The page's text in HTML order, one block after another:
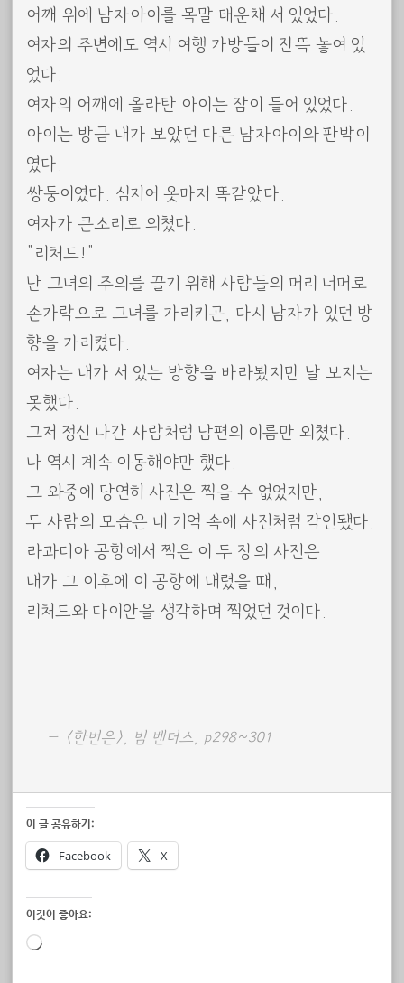
어깨 위에 남자아이를 목말 태운채 서 있었다.
여자의 주변에도 역시 여행 가방들이 잔뜩 놓여 있
었다.
여자의 어깨에 올라탄 아이는 잠이 들어 있었다.
아이는 방금 내가 보았던 다른 남자아이와 판박이
였다.
쌍둥이였다. 심지어 옷마저 똑같았다.
여자가 큰소리로 외쳤다.
“리처드!”
난 그녀의 주의를 끌기 위해 사람들의 머리 너머로
손가락으로 그녀를 가리키곤, 다시 남자가 있던 방
향을 가리켰다.
여자는 내가 서 있는 방향을 바라봤지만 날 보지는
못했다.
그저 정신 나간 사람처럼 남편의 이름만 외쳤다.
나 역시 계속 이동해야만 했다.
그 와중에 당연히 사진은 찍을 수 없었지만,
두 사람의 모습은 내 기억 속에 사진처럼 각인됐다.
라과디아 공항에서 찍은 이 두 장의 사진은
내가 그 이후에 이 공항에 내렸을 때,
리처드와 다이안을 생각하며 찍었던 것이다.
<한번은>, 빔 벤더스, p298~301
이 글 공유하기:
Facebook X
이것이 좋아요:
로